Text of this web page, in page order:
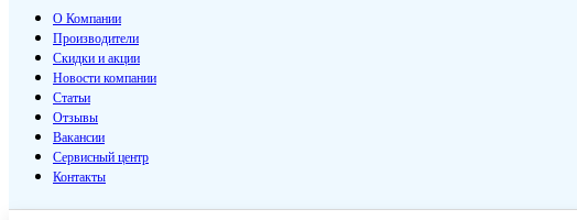
О Компании
Производители
Скидки и акции
Новости компании
Статьи
Отзывы
Вакансии
Сервисный центр
Контакты